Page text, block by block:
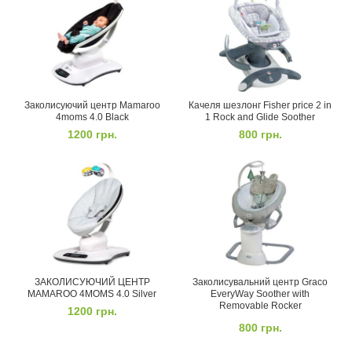
Заколисуючий центр Mamaroo
4moms 4.0 Black
1200 грн.
Качеля шезлонг Fisher price 2 in
1 Rock and Glide Soother
800 грн.
ЗАКОЛИСУЮЧИЙ ЦЕНТР
MAMAROO 4MOMS 4.0 Silver
1200 грн.
Заколисувальний центр Graco
EveryWay Soother with
Removable Rocker
800 грн.